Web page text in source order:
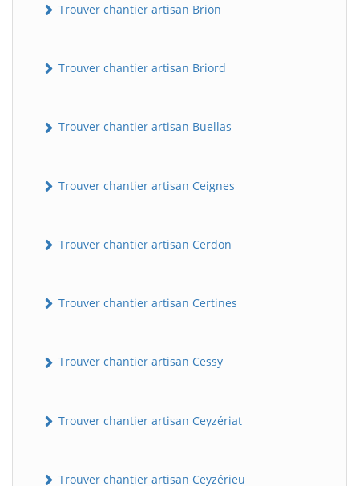
Trouver chantier artisan Brion
Trouver chantier artisan Briord
Trouver chantier artisan Buellas
Trouver chantier artisan Ceignes
Trouver chantier artisan Cerdon
Trouver chantier artisan Certines
Trouver chantier artisan Cessy
Trouver chantier artisan Ceyzériat
Trouver chantier artisan Ceyzérieu